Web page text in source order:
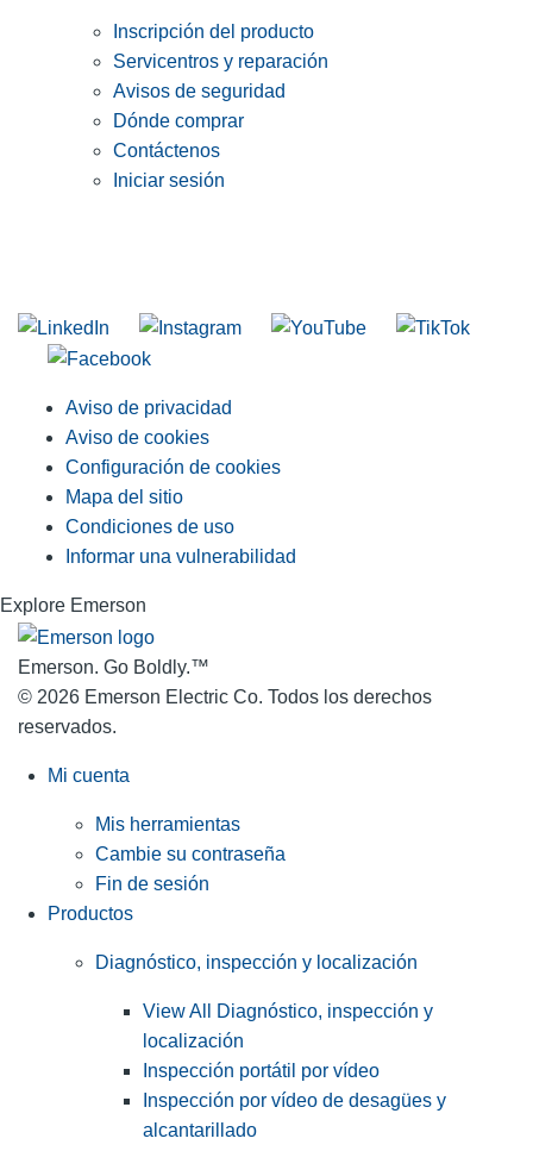
Inscripción del producto
Servicentros y reparación
Avisos de seguridad
Dónde comprar
Contáctenos
Iniciar sesión
Aviso de privacidad
Aviso de cookies
Configuración de cookies
Mapa del sitio
Condiciones de uso
Informar una vulnerabilidad
Explore Emerson
Emerson. Go Boldly.™
© 2026 Emerson Electric Co. Todos los derechos
reservados.
Mi cuenta
Mis herramientas
Cambie su contraseña
Fin de sesión
Productos
Diagnóstico, inspección y localización
View All Diagnóstico, inspección y
localización
Inspección portátil por vídeo
Inspección por vídeo de desagües y
alcantarillado